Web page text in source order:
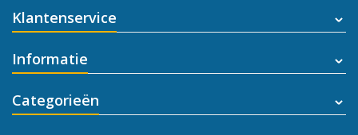
Klantenservice
Informatie
Categorieën